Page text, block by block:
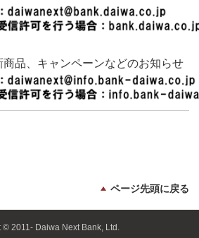
商品、キャンペーンなどのお知らせ
ページ先頭に戻る
2011- Daiwa Next Bank, Ltd.